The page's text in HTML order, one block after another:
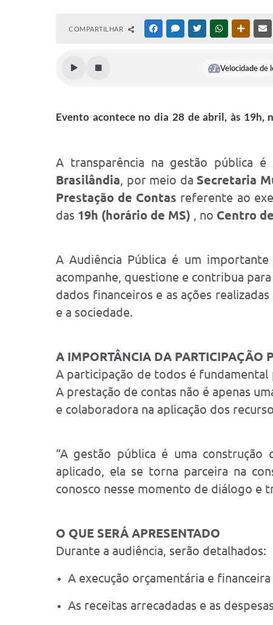
COMPARTILHAR FACEBOOKMESSENGER
TWITTERWHATSAPP
Velocidade de
Evento acontece no dia 28 de abril, às 19h,
A transparência na gestão pública
Brasilândia, por meio da Secretaria
Prestação de Contas referente ao
das 19h (horário de MS) , no Centro
A Audiência Pública é um
acompanhe, questione e contribua
dados financeiros e as ações
e a sociedade.
A IMPORTÂNCIA DA PARTICIPAÇÃO
A participação de todos é fundamental
A prestação de contas não é apenas
e colaboradora na aplicação dos
“A gestão pública é uma
aplicado, ela se torna parceira na
conosco nesse momento de diálogo e
O QUE SERÁ APRESENTADO
Durante a audiência, serão detalhados:
A execução orçamentária e
As receitas arrecadadas e as